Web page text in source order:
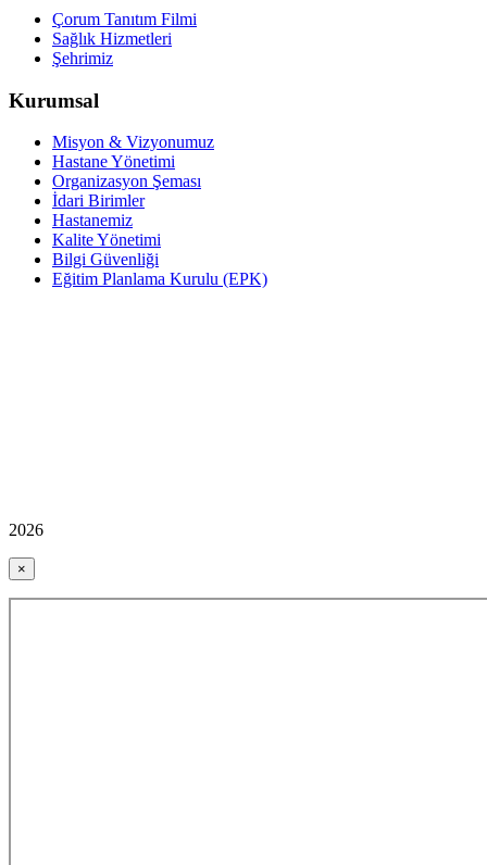
Çorum Tanıtım Filmi
Sağlık Hizmetleri
Şehrimiz
Kurumsal
Misyon & Vizyonumuz
Hastane Yönetimi
Organizasyon Şeması
İdari Birimler
Hastanemiz
Kalite Yönetimi
Bilgi Güvenliği
Eğitim Planlama Kurulu (EPK)
2026
×